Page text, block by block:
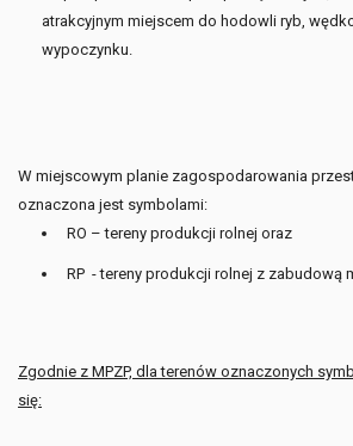
atrakcyjnym miejscem do hodowli ryb,
wypoczynku.
W miejscowym planie zagospodarowania
oznaczona jest symbolami:
RO – tereny produkcji rolnej oraz
RP - tereny produkcji rolnej z zabudową
Zgodnie z MPZP, dla terenów oznaczonych
się: